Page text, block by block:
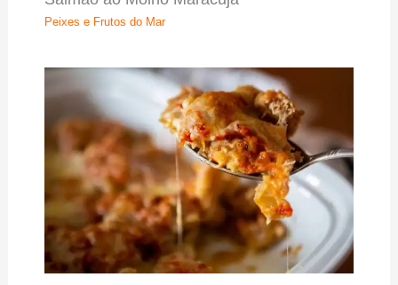
Peixes e Frutos do Mar